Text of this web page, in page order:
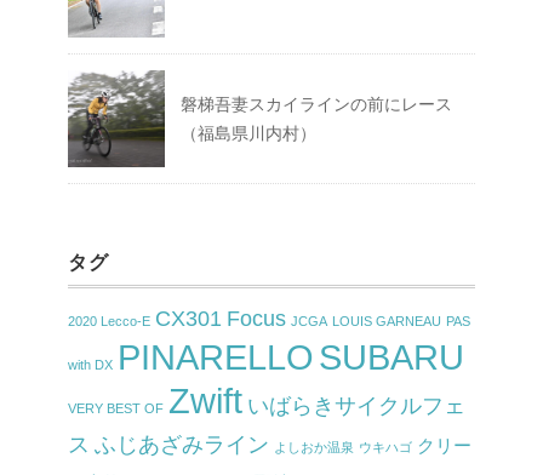
磐梯吾妻スカイラインの前にレース
（福島県川内村）
タグ
2020 Lecco-E CX301 Focus JCGA LOUIS GARNEAU PAS
with DX PINARELLOSUBARU
VERY BEST OF Zwift いばらきサイクルフェ
ス ふじあざみライン よしおか温泉 ウキハゴ クリー